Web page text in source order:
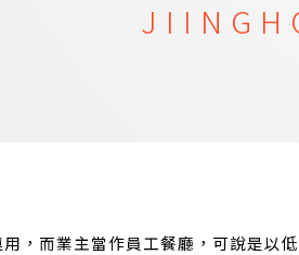
，而業主當作員工餐廳，可說是以